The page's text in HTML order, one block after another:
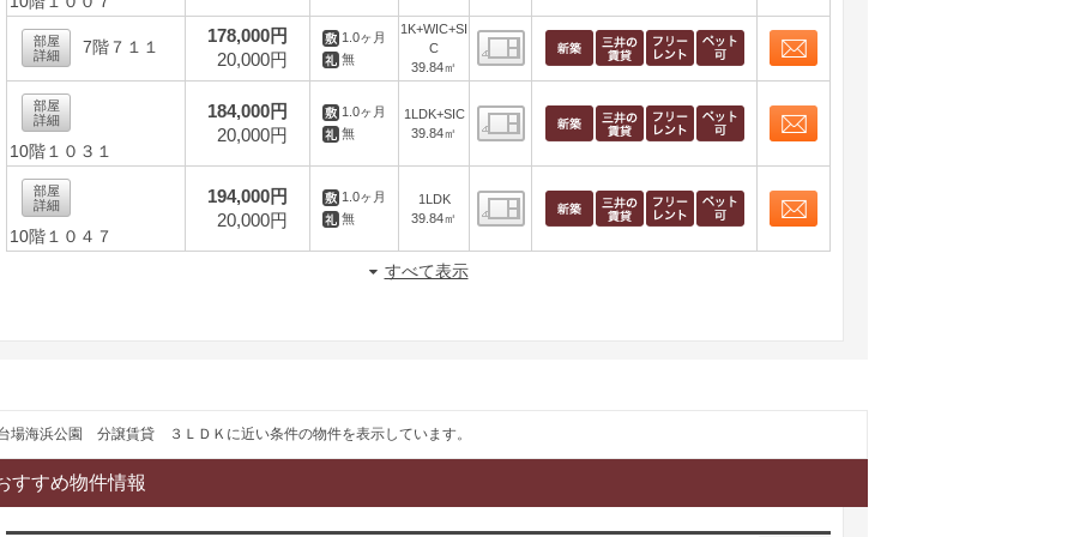
部屋
詳細
7階７１１
178,000円
20,000円
1.0ヶ月
無
1K+WIC+SI
C
39.84㎡
間取り表示
部屋
詳細
10階１０３１
184,000円
20,000円
1.0ヶ月
無
1LDK+SIC
39.84㎡
部屋
詳細
10階１０４７
194,000円
20,000円
1.0ヶ月
無
1LDK
39.84㎡
すべて表示
場海浜公園 分譲賃貸 ３ＬＤＫに近い条件の物件を表示しています。
すすめ物件情報